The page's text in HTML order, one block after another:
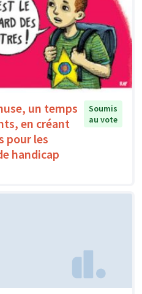
un temps
en créant
pour les
handicap
Soumis
au vote